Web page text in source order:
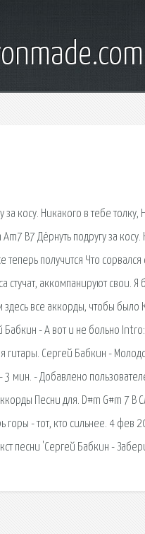
косу. Никакого в тебе
B7 Дёрнуть подругу за
получится Что сорвался
аккомпанируют свои. Я
все аккорды, чтобы было
Бабкин - А вот и не больно
гитары. Сергей Бабкин -
3 мин. - Добавлено
Песни для. D#m G#m 7 B
горы - тот, кто сильнее. 4
песни 'Сергей Бабкин -